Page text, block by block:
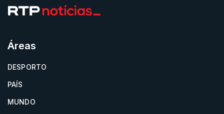
Áreas
DESPORTO
PAÍS
MUNDO